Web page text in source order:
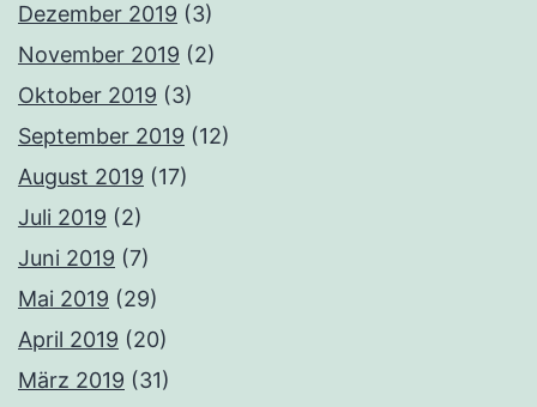
Dezember 2019 (3)
November 2019 (2)
Oktober 2019 (3)
September 2019 (12)
August 2019 (17)
Juli 2019 (2)
Juni 2019 (7)
Mai 2019 (29)
April 2019 (20)
März 2019 (31)